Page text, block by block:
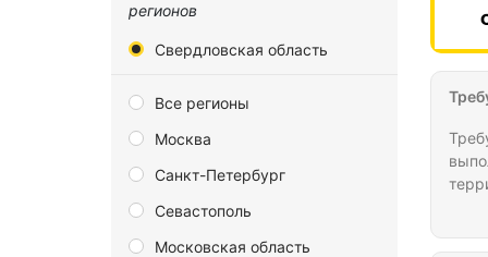
регионов
Свердловская область
Все регионы
Москва
Санкт-Петербург
Севастополь
Московская область